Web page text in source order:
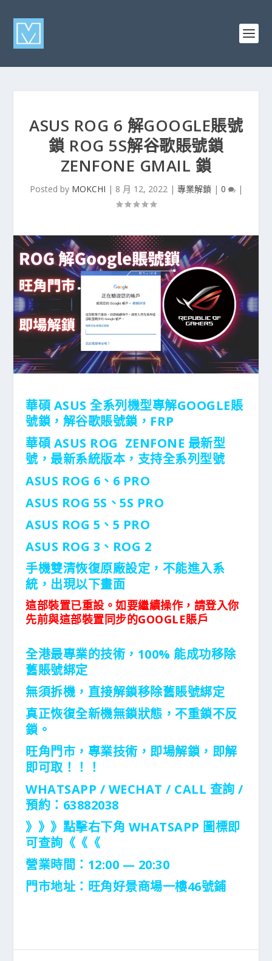
ASUS ROG 6 解GOOGLE賬號
鎖 ROG 5S解谷歌賬號鎖
ZENFONE GMAIL 鎖
Posted by MOKCHI | 8 月 12, 2022| 專業解鎖 | 0 |
華碩 ASUS全系列機型專解GOOGLE賬
號鎖，解谷歌賬號鎖，FRP
華碩 ASUS ROG ZENFONE 最新型
號，最新系統版本，支持全系列型號
ASUS ROG 6、6 PRO
ASUS ROG 5S、5S PRO
ASUS ROG 5、5 PRO
ASUS ROG 3、ROG 2
手機雙清恢復原廠設定，不能進入系
統，出現以下畫面
這部裝置已重設。如要繼續操作，請登入你
先前與這部裝置同步的GOOGLE賬戶
全港最專業的技術，100% 能成功移除
舊賬號綁定
無須拆機，直接解鎖移除舊賬號綁定
真正恢復全新機無鎖狀態，不重鎖不反
鎖。
旺角門市，專業技術，即場解鎖，即解
即可取！！！
WHATSAPP / WECHAT / CALL 查詢 /
預約：63882038
》》》點擊右下角 WHATSAPP 圖標即
可查詢《《《
營業時間：12:00 — 20:30
門市地址： 旺角好景商場一樓46號鋪